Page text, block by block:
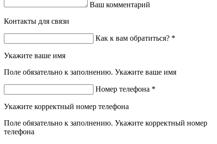
Ваш комментарий
Контакты для связи
Как к вам обратиться? *
Укажите ваше имя
Поле обязательно к заполнению. Укажите ваше имя
Номер телефона *
Укажите корректный номер телефона
Поле обязательно к заполнению. Укажите корректный номер
телефона